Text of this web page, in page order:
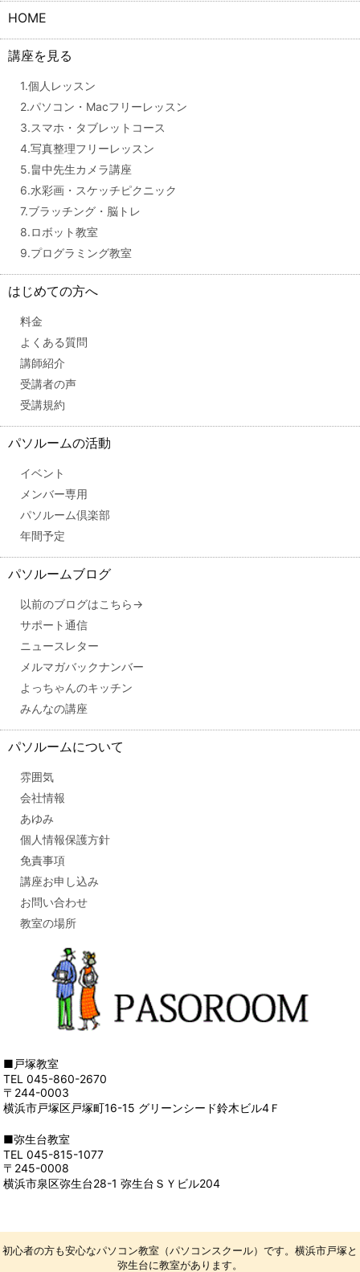
HOME
講座を見る
1.個人レッスン
2.パソコン・Macフリーレッスン
3.スマホ・タブレットコース
4.写真整理フリーレッスン
5.畠中先生カメラ講座
6.水彩画・スケッチピクニック
7.ブラッチング・脳トレ
8.ロボット教室
9.プログラミング教室
はじめての方へ
料金
よくある質問
講師紹介
受講者の声
受講規約
パソルームの活動
イベント
メンバー専用
パソルーム倶楽部
年間予定
パソルームブログ
以前のブログはこちら→
サポート通信
ニュースレター
メルマガバックナンバー
よっちゃんのキッチン
みんなの講座
パソルームについて
雰囲気
会社情報
あゆみ
個人情報保護方針
免責事項
講座お申し込み
お問い合わせ
教室の場所
■戸塚教室
TEL 045-860-2670
〒244-0003
横浜市戸塚区戸塚町16-15 グリーンシード鈴木ビル4Ｆ
■弥生台教室
TEL 045-815-1077
〒245-0008
横浜市泉区弥生台28-1 弥生台ＳＹビル204
初心者の方も安心なパソコン教室（パソコンスクール）です。横浜市戸塚と
弥生台に教室があります。